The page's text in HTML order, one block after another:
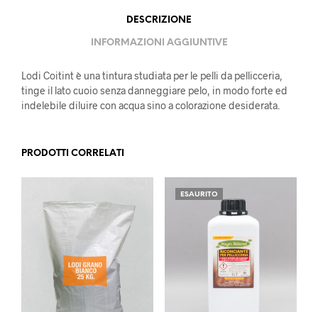
DESCRIZIONE
INFORMAZIONI AGGIUNTIVE
Lodi Coitint è una tintura studiata per le pelli da pellicceria,
tinge il lato cuoio senza danneggiare pelo, in modo forte ed
indelebile diluire con acqua sino a colorazione desiderata.
PRODOTTI CORRELATI
ESAURITO